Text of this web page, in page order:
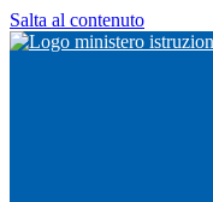
Salta al contenuto